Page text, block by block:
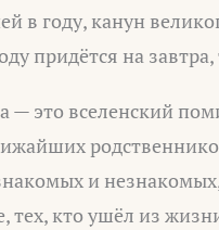
в году, канун
придётся на
— это вселенский
и незнакомых,
тех, кто ушёл из